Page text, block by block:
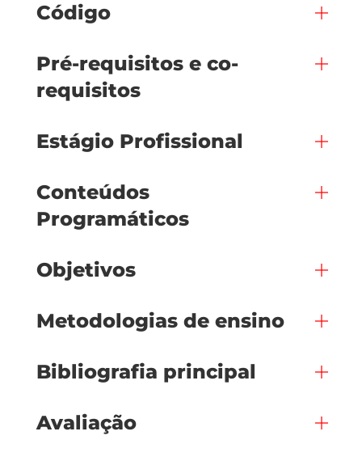
Código
Pré-requisitos e co-
requisitos
Estágio Profissional
Conteúdos
Programáticos
Objetivos
Metodologias de ensino
Bibliografia principal
Avaliação